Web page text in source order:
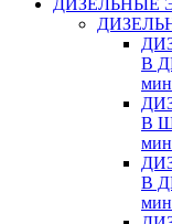
В
В
В